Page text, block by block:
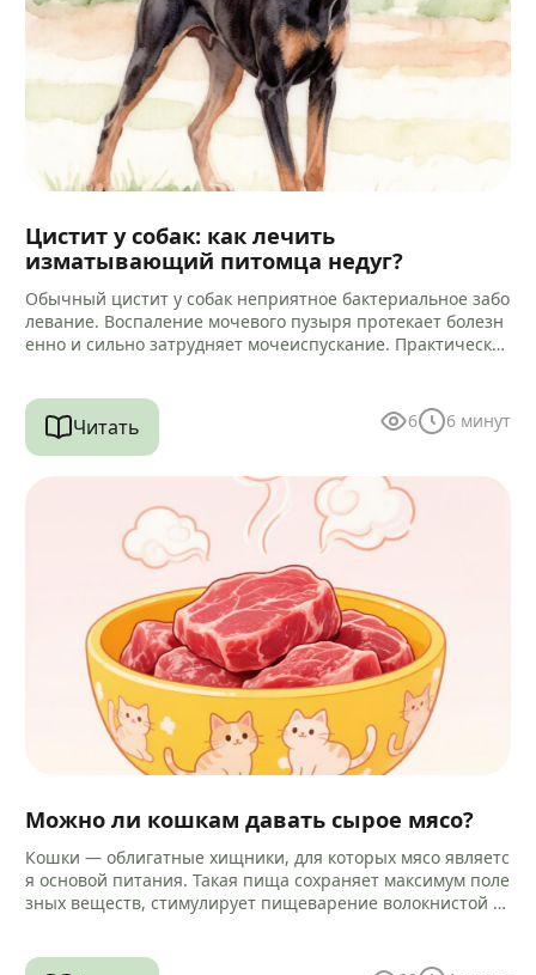
Цистит у собак: как лечить
изматывающий питомца недуг?
Обычный цистит у собак неприятное бактериальное забо
левание. Воспаление мочевого пузыря протекает болезн
енно и сильно затрудняет мочеиспускание. Практически
Читать 6 6 минут
Можно ли кошкам давать сырое мясо?
Кошки — облигатные хищники, для которых мясо являетс
я основой питания. Такая пища сохраняет максимум поле
зных веществ, стимулирует пищеварение волокнистой ст